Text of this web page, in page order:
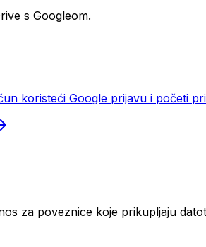
s Googleom.
koristeći Google prijavu i početi
za poveznice koje prikupljaju